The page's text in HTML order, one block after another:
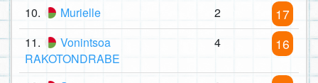
10. Murielle 2 17
11.
Vonintsoa
RAKOTONDRABE
4 16